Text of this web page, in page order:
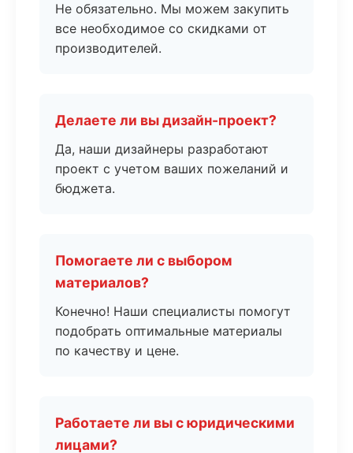
Не обязательно. Мы можем закупить
все необходимое со скидками от
производителей.
Делаете ли вы дизайн-проект?
Да, наши дизайнеры разработают
проект с учетом ваших пожеланий и
бюджета.
Помогаете ли с выбором
материалов?
Конечно! Наши специалисты помогут
подобрать оптимальные материалы
по качеству и цене.
Работаете ли вы с юридическими
лицами?